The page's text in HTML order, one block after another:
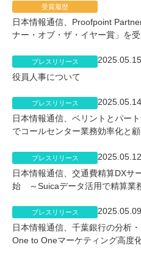
受賞履歴
日本情報通信、Proofpoint
ナー・オブ・ザ・イヤー賞」を
プレスリリース
2025.05.15
役員人事について
プレスリリース
2025.05.14
日本情報通信、ベリントとパ
でコールセンター業務効率化と
プレスリリース
2025.05.12
日本情報通信、交通費精算DXサ
始 ～Suicaデータ活用で精算業
プレスリリース
2025.05.09
日本情報通信、千葉銀行の分析
One to Oneマーケティング高度